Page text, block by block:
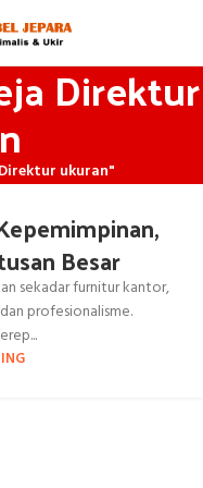
Direktur
ukuran"
Besar
sekadar furnitur kantor,
profesionalisme.